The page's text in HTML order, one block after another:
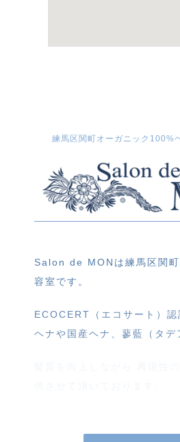
練馬区関町オーガニック100%
Salon de MONは練馬区関
容室です。
ECOCERT（エコサート）
ヘナや国産ヘナ、蓼藍（タデ